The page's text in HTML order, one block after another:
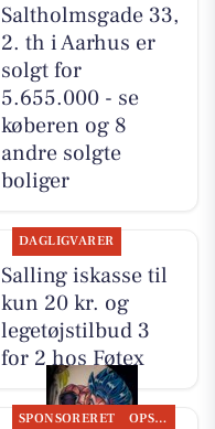
Saltholmsgade 33,
2. th i Aarhus er
solgt for
5.655.000 - se
køberen og 8
andre solgte
boliger
DAGLIGVARER
Salling iskasse til
kun 20 kr. og
legetøjstilbud 3
for 2 hos Føtex
SPONSORERET OPSLAGSTAVLEN